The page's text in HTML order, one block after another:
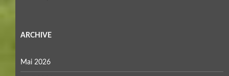
ARCHIVE
Mai 2026